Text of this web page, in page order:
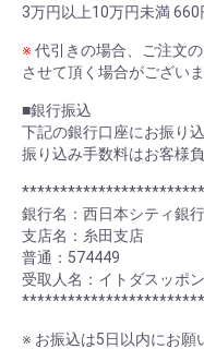
3万円以上10万円未満
※ 代引きの場合、ご注文
させて頂く場合がござい
■銀行振込
下記の銀行口座にお振り込
振り込み手数料はお客様
銀行名：西日本シティ銀行
支店名：糸田支店
普通：574449
受取人名：イトダスッポ
※ お振込は5日以内にお願